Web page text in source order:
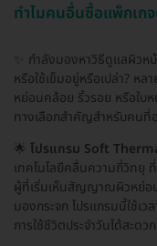
ทำไมคนอื่นซื้อแพ็กเก
✨ กำลังมองหาวิธีดูแลผิว
หรือใช้เข็มอยู่หรือเปล่า? ห
หย่อนคล้อย ริ้วรอย หรือใบ
ทางเลือกสำคัญสำหรับคนที่
🌟 โปรแกรม Soft
เทคโนโลยีคลื่นความถี่วิทยุ
ผู้ที่เริ่มเห็นสัญญาณผิวหย่อ
มองกระจก โปรแกรมนี้ใช้เ
การใช้ชีวิตประจำวันได้สะดวก